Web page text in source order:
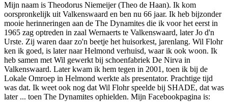
Mijn naam is Theodorus Niemeijer (Theo de Haan). Ik kom
oorspronkelijk uit Valkenswaard en ben nu 66 jaar. Ik heb bijzonder
mooie herinneringen aan de The Dynamites die ik voor het eerst in
1965 zag optreden in zaal Wernaerts te Valkenswaard, later Jo d'n
Urste. Zij waren daar zo'n beetje het huisorkest, jarenlang. Wil Flohr
ken ik goed, is later naar Helmond verhuisd, waar ik ook woon. Ik
heb samen met Wil gewerkt bij schoenfabriek De Nirva in
Valkenswaard. Later kwam ik hem tegen in 2001, toen ik bij de
Lokale Omroep in Helmond werkte als presentator. Prachtige tijd
was dat. Ik weet ook nog dat Wil Flohr speelde bij SHADE, dat was
later ... toen The Dynamites ophielden. Mijn Facebookpagina is: